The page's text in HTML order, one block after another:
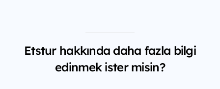
Etstur hakkında daha fazla bilgi
edinmek ister misin?